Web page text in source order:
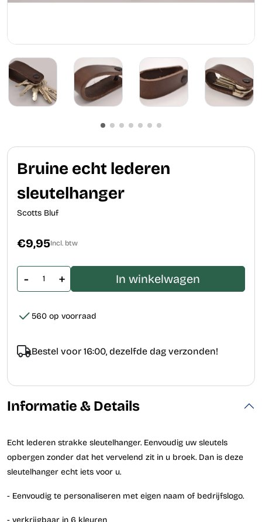
Bruine echt lederen
sleutelhanger
Scotts Bluf
€9,95Incl. btw
- + In winkelwagen
560 op voorraad
Bestel voor 16:00, dezelfde dag verzonden!
Informatie & Details
Echt lederen strakke sleutelhanger. Eenvoudig uw sleutels
opbergen zonder dat het vervelend zit in u broek. Dan is deze
sleutelhanger echt iets voor u.
- Eenvoudig te personaliseren met eigen naam of bedrijfslogo.
- verkrijgbaar in 6 kleuren